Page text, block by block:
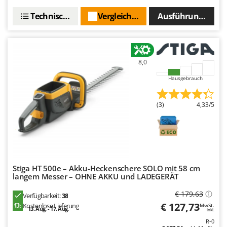
MAMMAMIA
Mastercook
McCulloch
MCH
Michelin
Mockmill
MOSA
Ausführungen(2)
Vergleichen Sie
Technische Daten
8,0
Hausgebrauch
(3) 4,33/5
Stiga HT 500e – Akku-Heckenschere SOLO mit 58 cm
langem Messer – OHNE AKKU und LADEGERÄT
Verfügbarkeit:38
Kostenlose Lieferung
13. Aug. - 17. Aug.
€ 179,63
€ 127,73MwSt.
inkl.
R-0